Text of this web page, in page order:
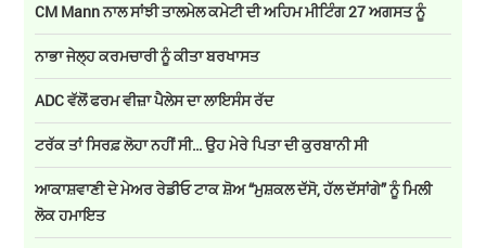
CM Mann ਨਾਲ ਸਾਂਝੀ ਤਾਲਮੇਲ ਕਮੇਟੀ ਦੀ ਅਹਿਮ ਮੀਟਿੰਗ 27 ਅਗਸਤ ਨੂੰ
ਨਾਭਾ ਜੇਲ੍ਹ ਕਰਮਚਾਰੀ ਨੂੰ ਕੀਤਾ ਬਰਖਾਸਤ
ADC ਵੱਲੋਂ ਫਰਮ ਵੀਜ਼ਾ ਪੈਲੇਸ ਦਾ ਲਾਇਸੰਸ ਰੱਦ
ਟਰੱਕ ਤਾਂ ਸਿਰਫ਼ ਲੋਹਾ ਨਹੀਂ ਸੀ… ਉਹ ਮੇਰੇ ਪਿਤਾ ਦੀ ਕੁਰਬਾਨੀ ਸੀ
ਆਕਾਸ਼ਵਾਣੀ ਦੇ ਮੇਅਰ ਰੇਡੀਓ ਟਾਕ ਸ਼ੋਅ “ਮੁਸ਼ਕਲ ਦੱਸੋ, ਹੱਲ ਦੱਸਾਂਗੇ” ਨੂੰ ਮਿਲੀ
ਲੋਕ ਹਮਾਇਤ